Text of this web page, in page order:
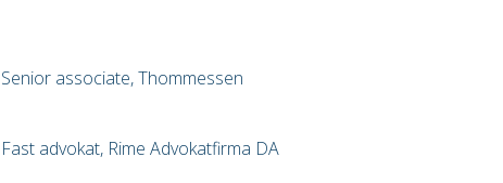
Senior associate, Thommessen
Fast advokat, Rime Advokatfirma DA